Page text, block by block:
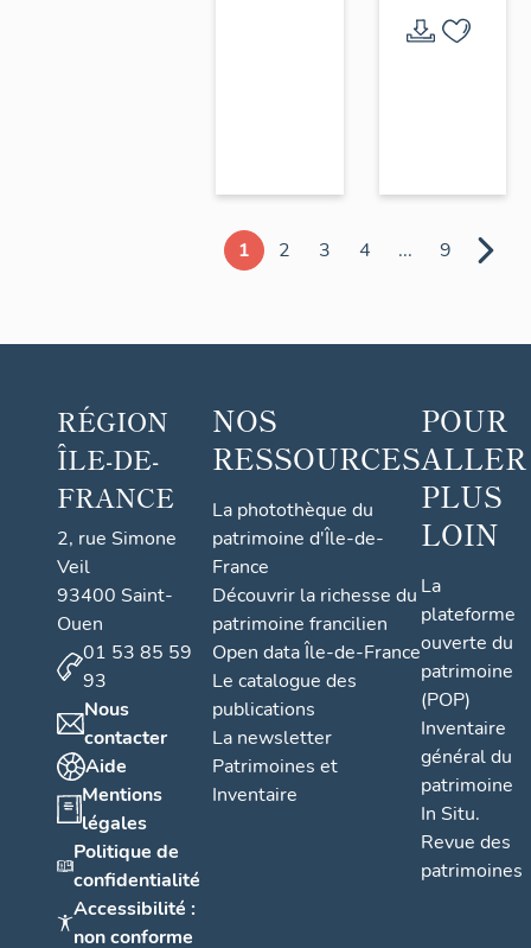
1 2 3 4 ... 9
RÉGION
ÎLE-DE-
FRANCE
2, rue Simone
Veil
93400 Saint-
Ouen
01 53 85 59
93
Nous
contacter
Aide
Mentions
légales
Politique de
confidentialité
Accessibilité :
non conforme
NOS
RESSOURCES
La photothèque du
patrimoine d'Île-de-
France
Découvrir la richesse du
patrimoine francilien
Open data Île-de-France
Le catalogue des
publications
La newsletter
Patrimoines et
Inventaire
POUR
ALLER
PLUS
LOIN
La
plateforme
ouverte du
patrimoine
(POP)
Inventaire
général du
patrimoine
In Situ.
Revue des
patrimoines